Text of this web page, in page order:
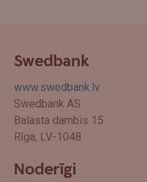
Swedbank
www.swedbank.lv
Swedbank AS
Balasta dambis 15
Rīga, LV-1048
Noderīgi